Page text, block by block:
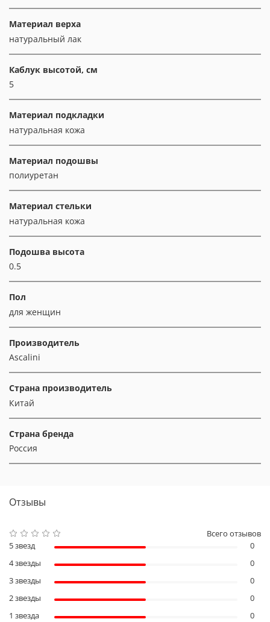
Материал верха
натуральный лак
Каблук высотой, см
5
Материал подкладки
натуральная кожа
Материал подошвы
полиуретан
Материал стельки
натуральная кожа
Подошва высота
0.5
Пол
для женщин
Производитель
Ascalini
Страна производитель
Китай
Страна бренда
Россия
Отзывы
Всего отзывов
5 звезд
0
4 звезды
0
3 звезды
0
2 звезды
0
1 звезда
0